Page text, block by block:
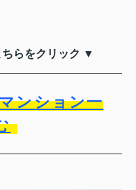
らをクリック ▼
ンション一